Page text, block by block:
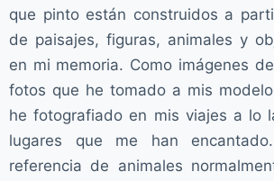
que pinto están construidos a
de paisajes, figuras, animales y
en mi memoria. Como imágenes
fotos que he tomado a mis
he fotografiado en mis viajes a lo
lugares que me han
referencia de animales